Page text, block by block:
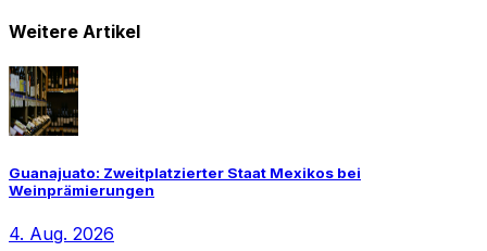
Weitere Artikel
Guanajuato: Zweitplatzierter Staat Mexikos bei
Weinprämierungen
4. Aug. 2026